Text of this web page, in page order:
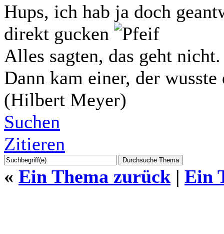
Hups, ich hab ja doch
direkt gucken
Alles sagten, das geht nicht.
Dann kam einer, der
(Hilbert Meyer)
Suchen
Zitieren
« Ein Thema zurück | Ein